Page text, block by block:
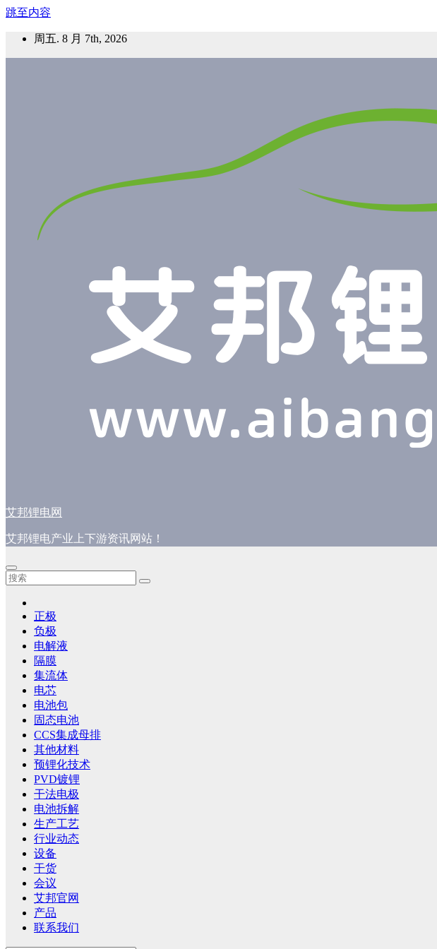
跳至内容
周五. 8 月 7th, 2026
艾邦锂电网
艾邦锂电产业上下游资讯网站！
正极
负极
电解液
隔膜
集流体
电芯
电池包
固态电池
CCS集成母排
其他材料
预锂化技术
PVD镀锂
干法电极
电池拆解
生产工艺
行业动态
设备
干货
会议
艾邦官网
产品
联系我们